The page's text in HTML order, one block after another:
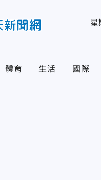
星
體育 生活 國際